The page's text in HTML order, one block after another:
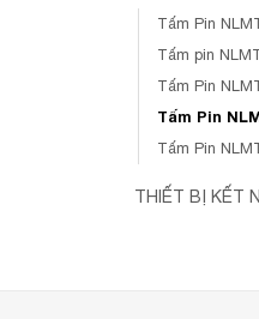
Tấm Pin
Tấm pin
Tấm Pin
Tấm Pin
Tấm Pin
THIẾT BỊ KẾT